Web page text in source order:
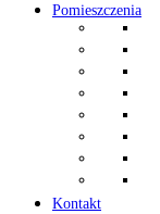
Pomieszczenia
Kontakt